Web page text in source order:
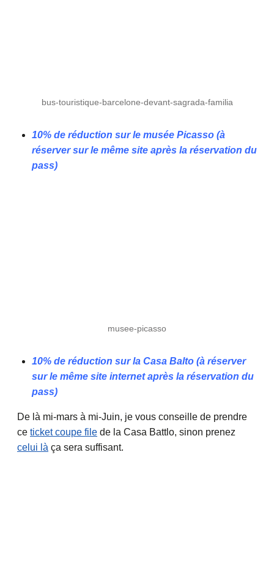
bus-touristique-barcelone-devant-sagrada-familia
10% de réduction sur le musée Picasso (à
réserver sur le même site après la réservation du
pass)
musee-picasso
10% de réduction sur la Casa Balto (à réserver
sur le même site internet après la réservation du
pass)
De là mi-mars à mi-Juin, je vous conseille de prendre
ce ticket coupe file de la Casa Battlo, sinon prenez
celui là ça sera suffisant.